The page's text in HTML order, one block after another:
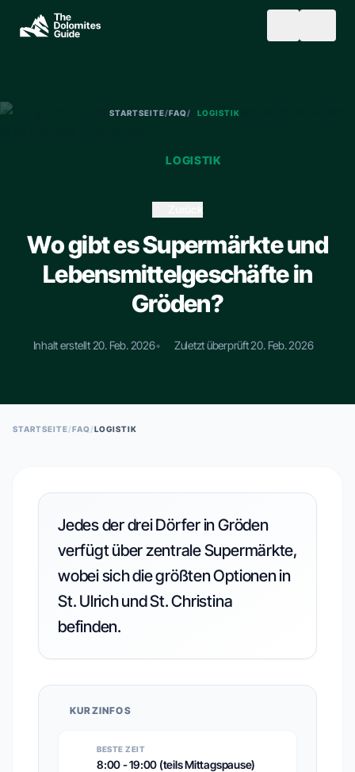
Skip to main content
SEARCH
ESC TO CLOSE • ↑↓ TO NAVIGATE • ENTER TO SELECT
STARTSEITE/FAQ/ LOGISTIK
LOGISTIK
Wo gibt es Supermärkte und
Lebensmittelgeschäfte in
Gröden?
Inhalt erstellt 20. Feb. 2026• Zuletzt überprüft 20. Feb. 2026
STARTSEITE/FAQ/LOGISTIK
Jedes der drei Dörfer in Gröden
verfügt über zentrale Supermärkte,
wobei sich die größten Optionen in
St. Ulrich und St. Christina
befinden.
KURZINFOS
BESTE ZEIT
8:00 - 19:00 (teils Mittagspause)